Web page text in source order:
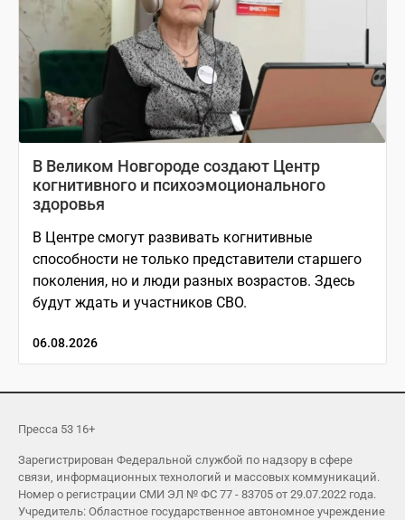
В Великом Новгороде создают Центр
когнитивного и психоэмоционального
здоровья
В Центре смогут развивать когнитивные
способности не только представители старшего
поколения, но и люди разных возрастов. Здесь
будут ждать и участников СВО.
06.08.2026
Пресса 53 16+
Зарегистрирован Федеральной службой по надзору в сфере
связи, информационных технологий и массовых коммуникаций.
Номер о регистрации СМИ ЭЛ № ФС 77 - 83705 от 29.07.2022 года.
Учредитель: Областное государственное автономное учреждение